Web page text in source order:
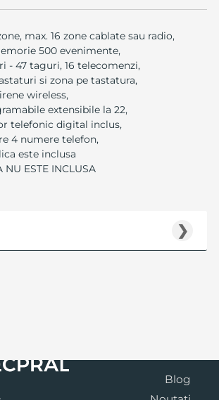
max. 16 zone cablate sau radio,
500 evenimente,
- 47 taguri, 16 telecomenzi,
si zona pe tastatura,
wireless,
extensibile la 22,
telefonic digital inclus,
4 numere telefon,
este inclusa
NU ESTE INCLUSA
❯
Blog